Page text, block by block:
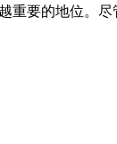
要的地位。